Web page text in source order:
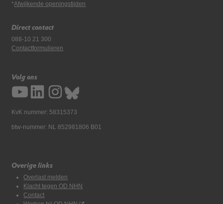
*Afwijkende openingstijden
Direct contact
088-10 21 300
Contactformulieren
Volg ons
KvK nummer: 58315373
btw-nummer: NL 852981806 B01
Overige links
Overlast melden
Klacht tegen OD NHN
Contact